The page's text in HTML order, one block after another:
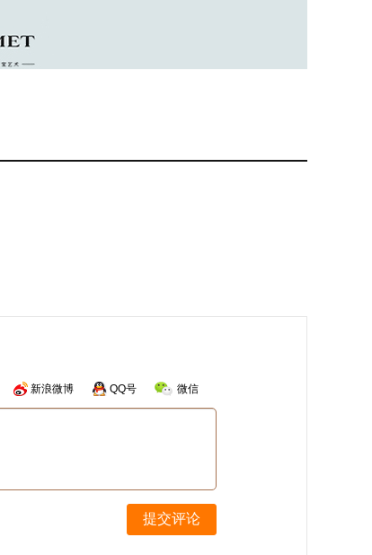
新浪微博 QQ号 微信
提交评论